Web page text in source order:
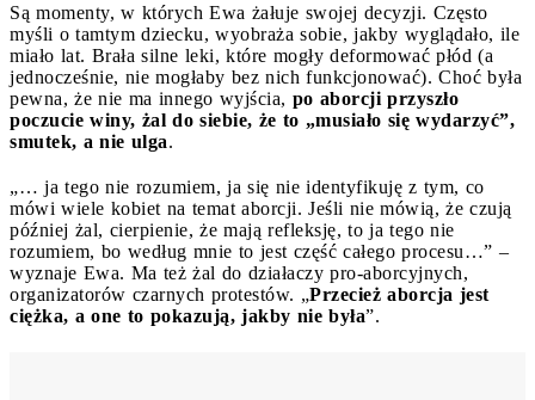
Są momenty, w których Ewa żałuje swojej decyzji. Często
myśli o tamtym dziecku, wyobraża sobie, jakby wyglądało, ile
miało lat. Brała silne leki, które mogły deformować płód (a
jednocześnie, nie mogłaby bez nich funkcjonować). Choć była
pewna, że nie ma innego wyjścia, po aborcji przyszło
poczucie winy, żal do siebie, że to „musiało się wydarzyć”,
smutek, a nie ulga.
„… ja tego nie rozumiem, ja się nie identyfikuję z tym, co
mówi wiele kobiet na temat aborcji. Jeśli nie mówią, że czują
później żal, cierpienie, że mają refleksję, to ja tego nie
rozumiem, bo według mnie to jest część całego procesu…” –
wyznaje Ewa. Ma też żal do działaczy pro-aborcyjnych,
organizatorów czarnych protestów. „Przecież aborcja jest
ciężka, a one to pokazują, jakby nie była”.